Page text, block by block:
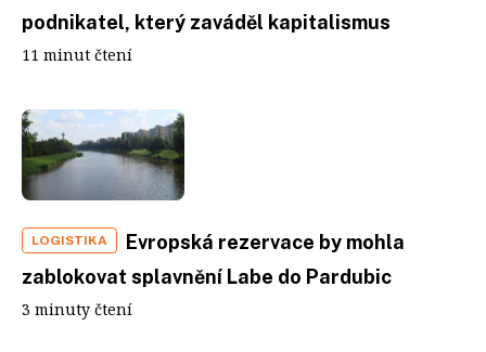
podnikatel, který zaváděl kapitalismus
11 minut čtení
LOGISTIKA
Evropská rezervace by mohla
zablokovat splavnění Labe do Pardubic
3 minuty čtení